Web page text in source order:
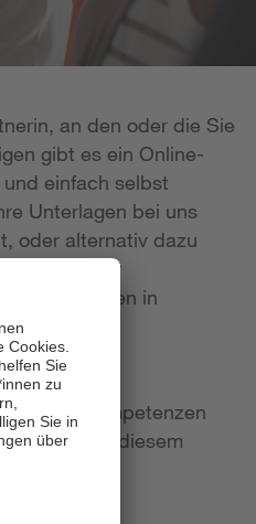
an den oder die Sie
gibt es ein Online-
einfach selbst
Unterlagen bei uns
oder alternativ dazu
ist in der
Bewerbungen in
und Kompetenzen
Aus diesem